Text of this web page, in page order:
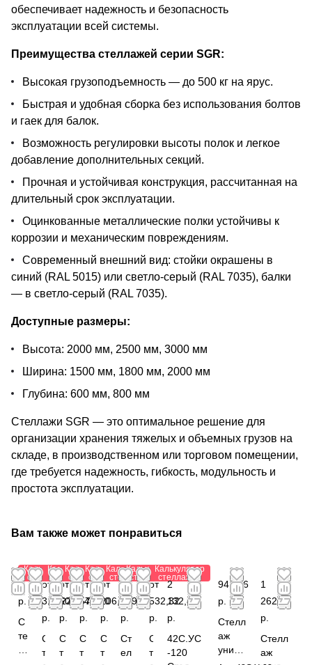
обеспечивает надежность и безопасность
эксплуатации всей системы.
Преимущества стеллажей серии SGR:
Высокая грузоподъемность — до 500 кг на ярус.
Быстрая и удобная сборка без использования болтов
и гаек для балок.
Возможность регулировки высоты полок и легкое
добавление дополнительных секций.
Прочная и устойчивая конструкция, рассчитанная на
длительный срок эксплуатации.
Оцинкованные металлические полки устойчивы к
коррозии и механическим повреждениям.
Современный внешний вид: стойки окрашены в
синий (RAL 5015) или светло-серый (RAL 7035), балки
— в светло-серый (RAL 7035).
Доступные размеры:
Высота: 2000 мм, 2500 мм, 3000 мм
Ширина: 1500 мм, 1800 мм, 2000 мм
Глубина: 600 мм, 800 мм
Стеллажи SGR — это оптимальное решение для
организации хранения тяжелых и объемных грузов на
складе, в производственном или торговом помещении,
где требуется надежность, гибкость, модульность и
простота эксплуатации.
Вам также может понравиться
Калькулятор
стеллажей
0
р.
С
те
л
Калькулятор
стеллажей
от
311,22
р.
С
т
Калькулятор
стеллажей
от 1
601,64
р.
С
т
Калькулятор
стеллажей
от
573,60
р.
С
т
Калькулятор
стеллажей
от
206,88
р.
С
т
Калькулятор
стеллажей
от
809,76
р.
Ст
ел
Калькулятор
стеллажей
от
532,32
р.
С
т
2
132,88
р.
42С.УС
-120
941,76
р.
Стелл
аж
униве
1
262,40
р.
Стелл
аж